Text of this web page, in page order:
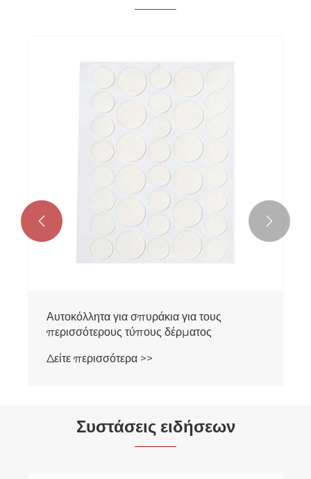
Αυτοκόλλητα για σπυράκια για τους
περισσότερους τύπους δέρματος
Δείτε περισσότερα >>
 
Συστάσεις ειδήσεων